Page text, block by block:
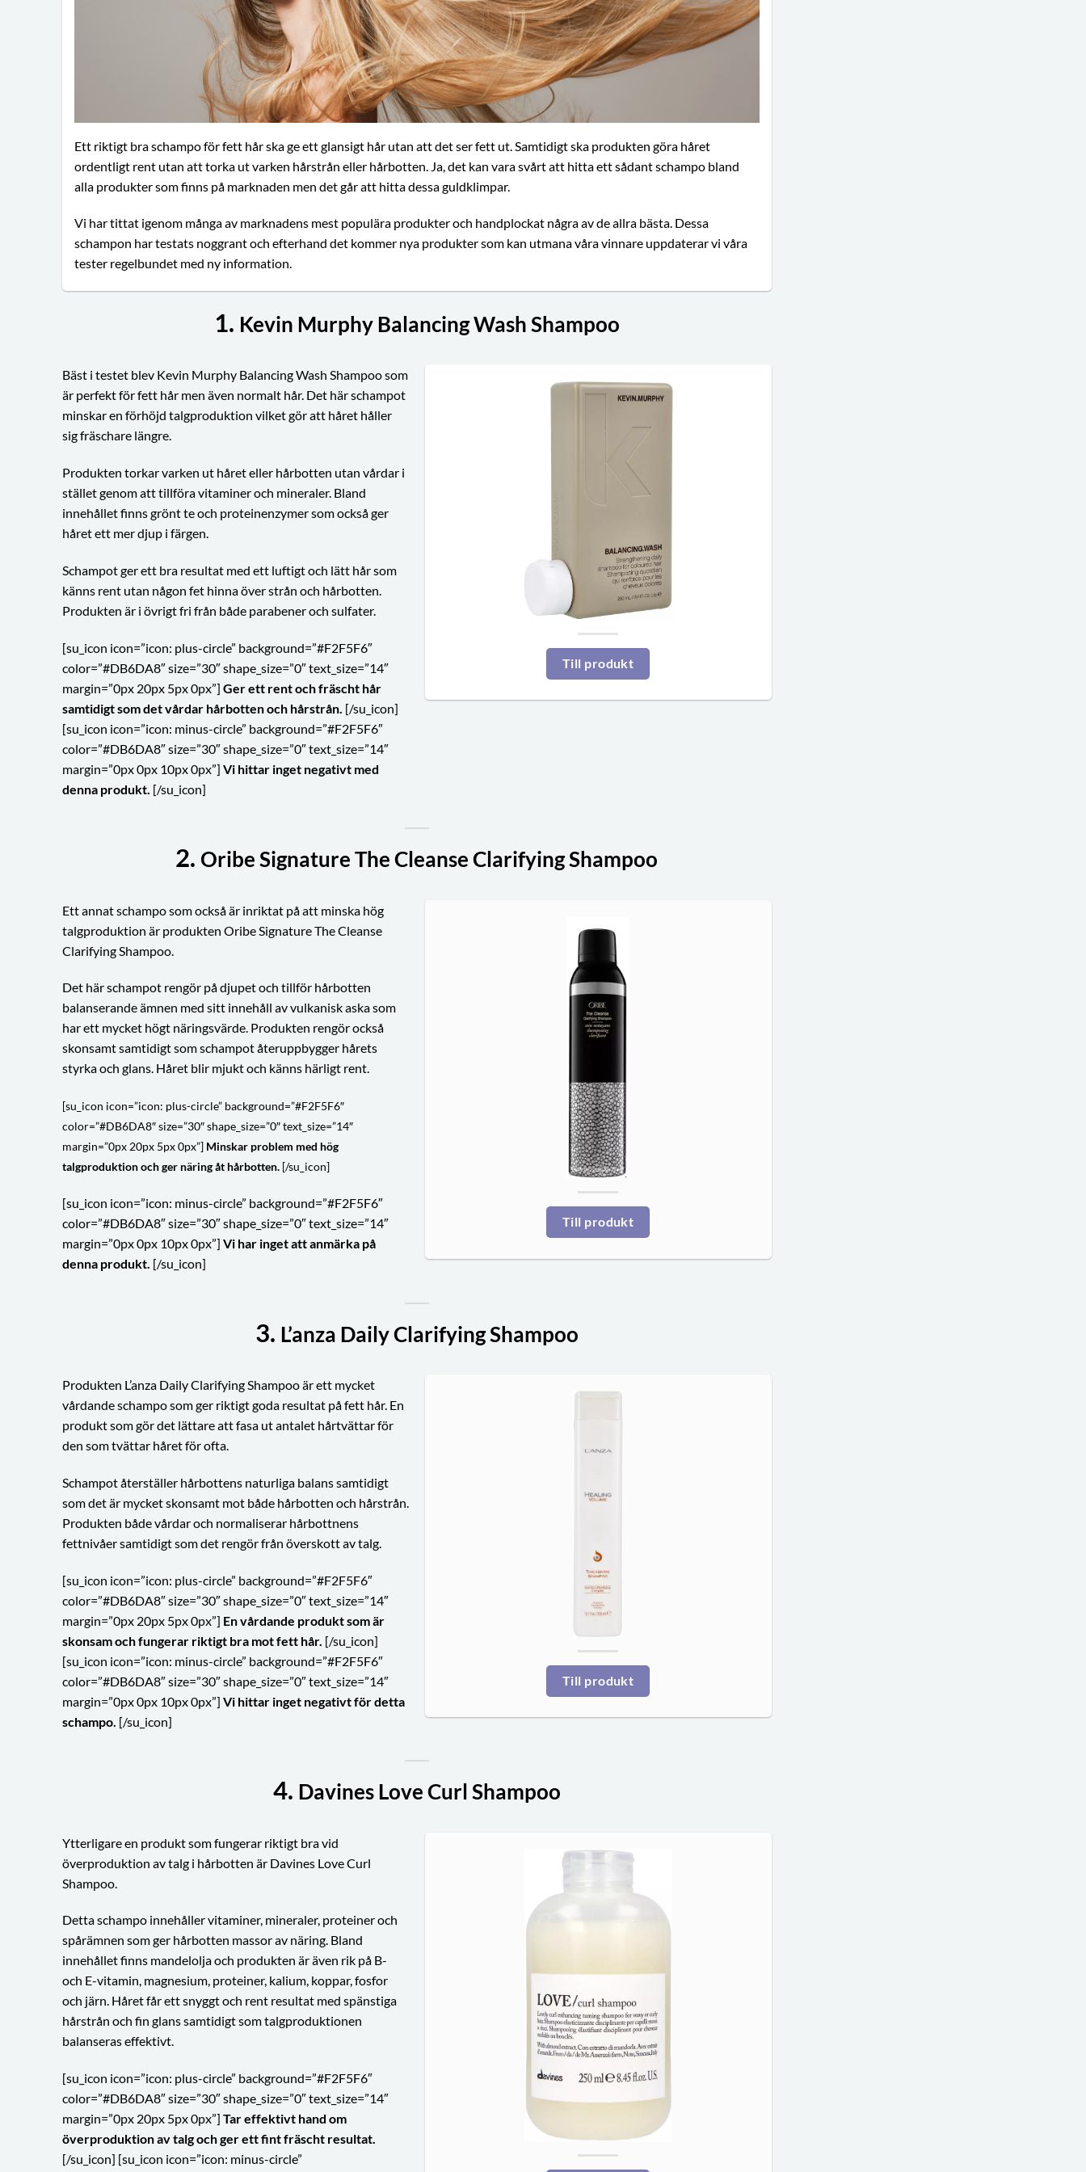
Ett riktigt bra schampo för fett hår ska ge ett glansigt hår utan att det ser fett ut. Samtidigt ska produkten göra håret
ordentligt rent utan att torka ut varken hårstrån eller hårbotten. Ja, det kan vara svårt att hitta ett sådant schampo bland
alla produkter som finns på marknaden men det går att hitta dessa guldklimpar.
Vi har tittat igenom många av marknadens mest populära produkter och handplockat några av de allra bästa. Dessa
schampon har testats noggrant och efterhand det kommer nya produkter som kan utmana våra vinnare uppdaterar vi våra
tester regelbundet med ny information.
1. Kevin Murphy Balancing Wash Shampoo
Bäst i testet blev Kevin Murphy Balancing Wash Shampoo som
är perfekt för fett hår men även normalt hår. Det här schampot
minskar en förhöjd talgproduktion vilket gör att håret håller
sig fräschare längre.
Produkten torkar varken ut håret eller hårbotten utan vårdar i
stället genom att tillföra vitaminer och mineraler. Bland
innehållet finns grönt te och proteinenzymer som också ger
håret ett mer djup i färgen.
Schampot ger ett bra resultat med ett luftigt och lätt hår som
känns rent utan någon fet hinna över strån och hårbotten.
Produkten är i övrigt fri från både parabener och sulfater.
[su_icon icon=”icon: plus-circle” background=”#F2F5F6″
color=”#DB6DA8″ size=”30″ shape_size=”0″ text_size=”14″
margin=”0px 20px 5px 0px”] Ger ett rent och fräscht hår
samtidigt som det vårdar hårbotten och hårstrån. [/su_icon]
[su_icon icon=”icon: minus-circle” background=”#F2F5F6″
color=”#DB6DA8″ size=”30″ shape_size=”0″ text_size=”14″
margin=”0px 0px 10px 0px”] Vi hittar inget negativt med
denna produkt. [/su_icon]
Till produkt
2.Oribe Signature The Cleanse Clarifying Shampoo
Ett annat schampo som också är inriktat på att minska hög
talgproduktion är produkten Oribe Signature The Cleanse
Clarifying Shampoo.
Det här schampot rengör på djupet och tillför hårbotten
balanserande ämnen med sitt innehåll av vulkanisk aska som
har ett mycket högt näringsvärde. Produkten rengör också
skonsamt samtidigt som schampot återuppbygger hårets
styrka och glans. Håret blir mjukt och känns härligt rent.
[su_icon icon=”icon: plus-circle” background=”#F2F5F6″
color=”#DB6DA8″ size=”30″ shape_size=”0″ text_size=”14″
margin=”0px 20px 5px 0px”]Minskar problem med hög
talgproduktion och ger näring åt hårbotten. [/su_icon]
[su_icon icon=”icon: minus-circle” background=”#F2F5F6″
color=”#DB6DA8″ size=”30″ shape_size=”0″ text_size=”14″
margin=”0px 0px 10px 0px”] Vi har inget att anmärka på
denna produkt. [/su_icon]
Till produkt
3. L’anza Daily Clarifying Shampoo
Produkten L’anza Daily Clarifying Shampoo är ett mycket
vårdande schampo som ger riktigt goda resultat på fett hår. En
produkt som gör det lättare att fasa ut antalet hårtvättar för
den som tvättar håret för ofta.
Schampot återställer hårbottens naturliga balans samtidigt
som det är mycket skonsamt mot både hårbotten och hårstrån.
Produkten både vårdar och normaliserar hårbottnens
fettnivåer samtidigt som det rengör från överskott av talg.
[su_icon icon=”icon: plus-circle” background=”#F2F5F6″
color=”#DB6DA8″ size=”30″ shape_size=”0″ text_size=”14″
margin=”0px 20px 5px 0px”] En vårdande produkt som är
skonsam och fungerar riktigt bra mot fett hår. [/su_icon]
[su_icon icon=”icon: minus-circle” background=”#F2F5F6″
color=”#DB6DA8″ size=”30″ shape_size=”0″ text_size=”14″
margin=”0px 0px 10px 0px”] Vi hittar inget negativt för detta
schampo. [/su_icon]
Till produkt
4. Davines Love Curl Shampoo
Ytterligare en produkt som fungerar riktigt bra vid
överproduktion av talg i hårbotten är Davines Love Curl
Shampoo.
Detta schampo innehåller vitaminer, mineraler, proteiner och
spårämnen som ger hårbotten massor av näring. Bland
innehållet finns mandelolja och produkten är även rik på B-
och E-vitamin, magnesium, proteiner, kalium, koppar, fosfor
och järn. Håret får ett snyggt och rent resultat med spänstiga
hårstrån och fin glans samtidigt som talgproduktionen
balanseras effektivt.
[su_icon icon=”icon: plus-circle” background=”#F2F5F6″
color=”#DB6DA8″ size=”30″ shape_size=”0″ text_size=”14″
margin=”0px 20px 5px 0px”] Tar effektivt hand om
överproduktion av talg och ger ett fint fräscht resultat.
[/su_icon] [su_icon icon=”icon: minus-circle”